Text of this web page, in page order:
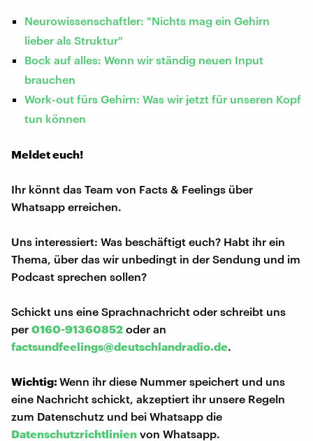
Neurowissenschaftler: "Nichts mag ein Gehirn
lieber als Struktur"
Bock auf alles: Wenn wir ständig neuen Input
brauchen
Work-out fürs Gehirn: Was wir jetzt für unseren Kopf
tun können
Meldet euch!
Ihr könnt das Team von Facts & Feelings über
Whatsapp erreichen.
Uns interessiert: Was beschäftigt euch? Habt ihr ein
Thema, über das wir unbedingt in der Sendung und im
Podcast sprechen sollen?
Schickt uns eine Sprachnachricht oder schreibt uns
per 0160-91360852 oder an
factsundfeelings@deutschlandradio.de.
Wichtig:Wenn ihr diese Nummer speichert und uns
eine Nachricht schickt, akzeptiert ihr unsere Regeln
zum Datenschutz und bei Whatsapp die
Datenschutzrichtlinien von Whatsapp.